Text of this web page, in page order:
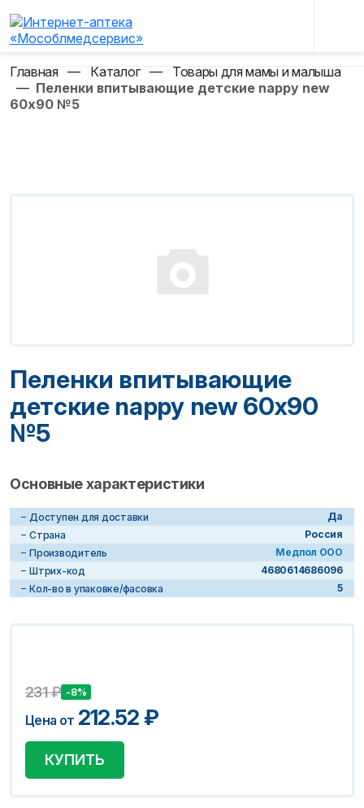
Главная — Каталог — Товары для мамы и малыша
— Пеленки впитывающие детские nappy new
60х90 №5
Пеленки впитывающие
детские nappy new 60х90
№5
Основные характеристики
Доступен для доставки
Да
Страна
Россия
Производитель
Медпол ООО
Штрих-код
4680614686096
Кол-во в упаковке/фасовка
5
231₽ -8%
Цена от 212.52 ₽
КУПИТЬ